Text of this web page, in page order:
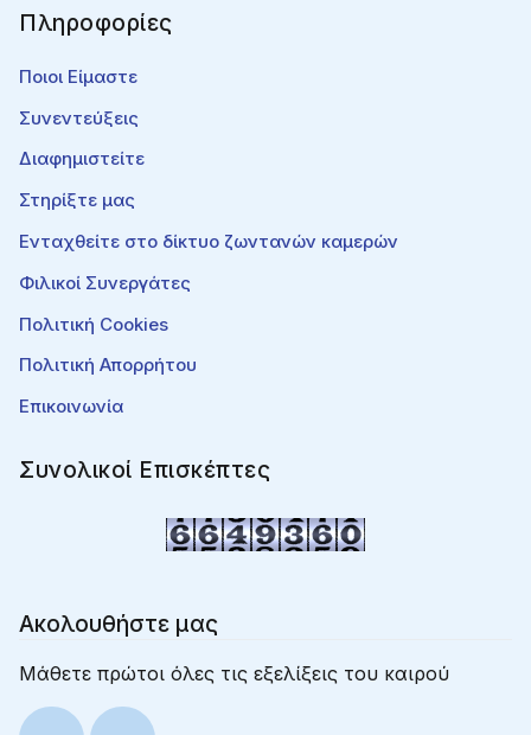
Πληροφορίες
Ποιοι Είμαστε
Συνεντεύξεις
Διαφημιστείτε
Στηρίξτε μας
Ενταχθείτε στο δίκτυο ζωντανών καμερών
Φιλικοί Συνεργάτες
Πολιτική Cookies
Πολιτική Απορρήτου
Επικοινωνία
Συνολικοί Επισκέπτες
Ακολουθήστε μας
Μάθετε πρώτοι όλες τις εξελίξεις του καιρού